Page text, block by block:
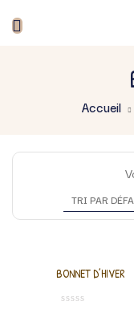
Accueil
BONNET D’HIVER